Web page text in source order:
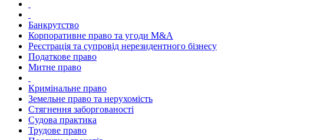
Банкрутство
Корпоративне право та угоди M&A
Реєстрація та супровід нерезидентного бізнесу
Податкове право
Митне право
Кримінальне право
Земельне право та нерухомість
Стягнення заборгованості
Судова практика
Трудове право